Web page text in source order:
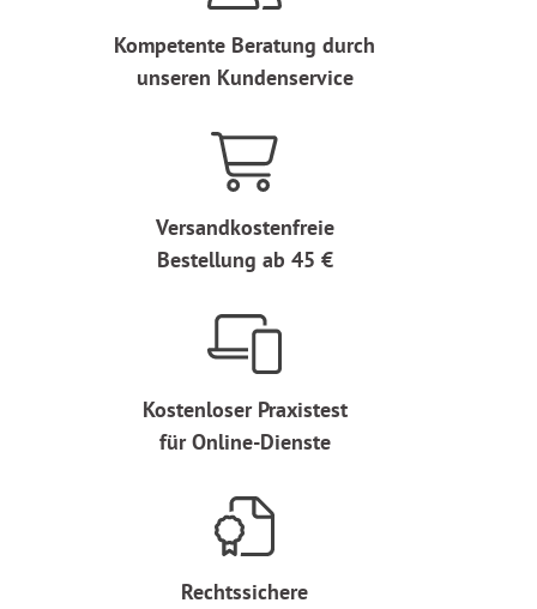
Kompetente Beratung durch
unseren Kundenservice
Versandkostenfreie
Bestellung ab 45 €
Kostenloser Praxistest
für Online-Dienste
Rechtssichere